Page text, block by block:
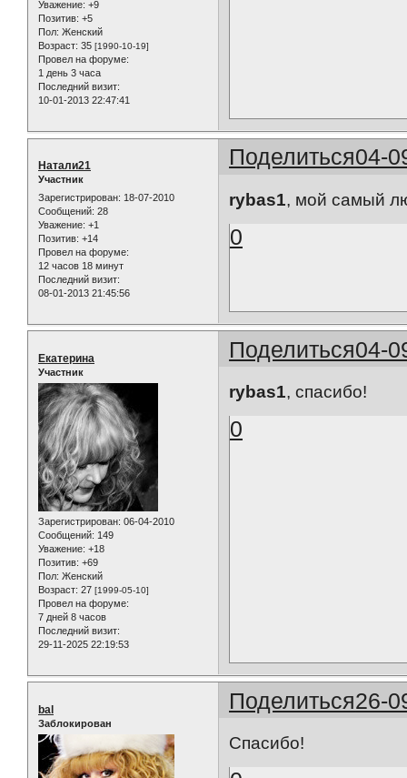
Уважение: +9
Позитив: +5
Пол: Женский
Возраст: 35 [1990-10-19]
Провел на форуме:
1 день 3 часа
Последний визит:
10-01-2013 22:47:41
Поделиться04-
Натали21
Участник
Зарегистрирован: 18-07-2010
Сообщений: 28
Уважение: +1
Позитив: +14
Провел на форуме:
12 часов 18 минут
Последний визит:
08-01-2013 21:45:56
rybas1, мой самый
0
Поделиться04-
Екатерина
Участник
Зарегистрирован: 06-04-2010
Сообщений: 149
Уважение: +18
Позитив: +69
Пол: Женский
Возраст: 27 [1999-05-10]
Провел на форуме:
7 дней 8 часов
Последний визит:
29-11-2025 22:19:53
rybas1, спасибо!
0
Поделиться26-
bal
Заблокирован
Спасибо!